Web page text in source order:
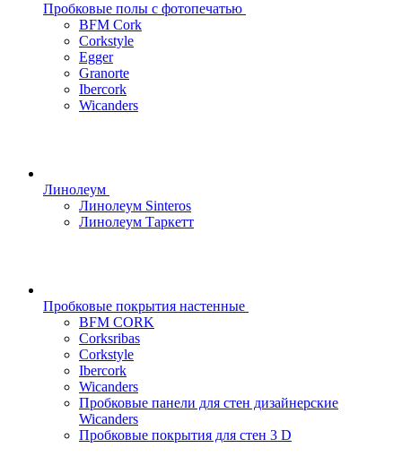
Пробковые полы с фотопечатью
BFM Cork
Corkstyle
Egger
Granorte
Ibercork
Wicanders
Линолеум
Линолеум Sinteros
Линолеум Таркетт
Пробковые покрытия настенные
BFM CORK
Corksribas
Corkstyle
Ibercork
Wicanders
Пробковые панели для стен дизайнерские
Wicanders
Пробковые покрытия для стен 3 D